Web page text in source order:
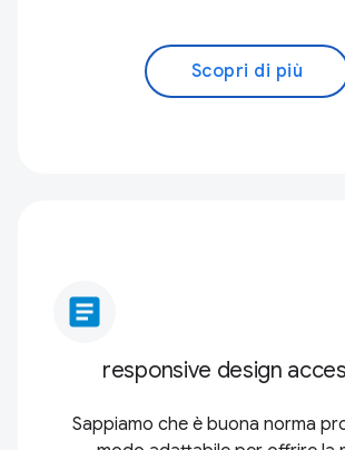
Scopri di più
article
responsive design
Sappiamo che è buona norma